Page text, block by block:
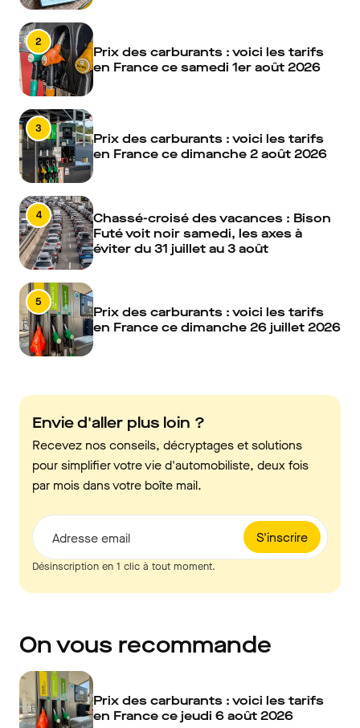
2
Prix des carburants : voici les tarifs
en France ce samedi 1er août 2026
3
Prix des carburants : voici les tarifs
en France ce dimanche 2 août 2026
4
Chassé-croisé des vacances : Bison
Futé voit noir samedi, les axes à
éviter du 31 juillet au 3 août
5
Prix des carburants : voici les tarifs
en France ce dimanche 26 juillet 2026
Envie d'aller plus loin ?
Recevez nos conseils, décryptages et solutions
pour simplifier votre vie d'automobiliste, deux fois
par mois dans votre boîte mail.
S'inscrire
Adresse email
Désinscription en 1 clic à tout moment.
On vous recommande
Prix des carburants : voici les tarifs
en France ce jeudi 6 août 2026